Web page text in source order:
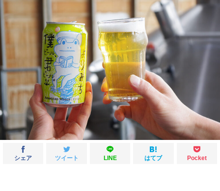
シェア ツイート LINE はてブ Pocket